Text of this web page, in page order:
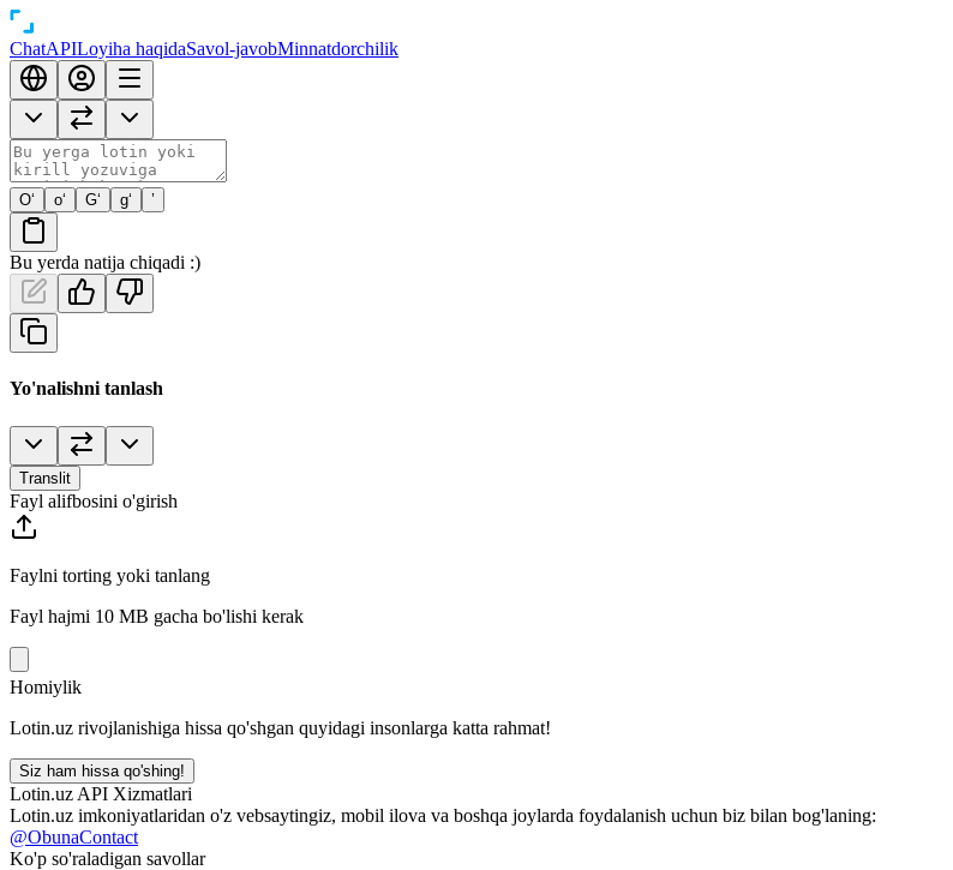
ChatAPILoyiha haqidaSavol-javobMinnatdorchilik
O‘ o‘ G‘ g‘ ’
Bu yerda natija chiqadi :)
Yo'nalishni tanlash
Translit
Fayl alifbosini o'girish
Faylni torting yoki tanlang
Fayl hajmi 10 MB gacha bo'lishi kerak
Homiylik
Lotin.uz rivojlanishiga hissa qo'shgan quyidagi insonlarga katta rahmat!
Siz ham hissa qo'shing!
Lotin.uz API Xizmatlari
Lotin.uz imkoniyatlaridan o'z vebsaytingiz, mobil ilova va boshqa joylarda foydalanish uchun biz bilan bog'laning:
@ObunaContact
Ko'p so'raladigan savollar